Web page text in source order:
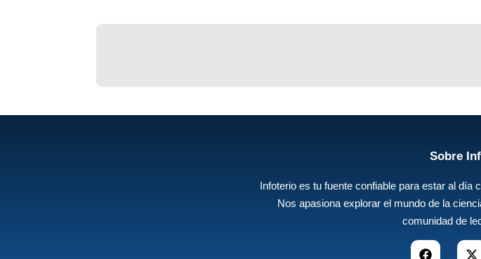
Sobre
Infoterio es tu fuente confiable para estar al
Nos apasiona explorar el mundo de la
comunidad de